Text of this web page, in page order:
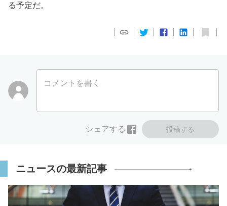
る予定だ。
コメントを書く
投稿する
シェアする
ニュースの最新記事